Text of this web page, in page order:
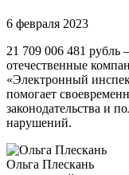
6 февраля 2023
21 709 006 481
отечественные
«Электронный
помогает
законодательства и
нарушений.
Ольга Плескань